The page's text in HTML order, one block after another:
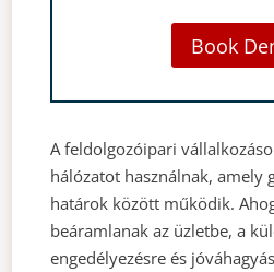
Book
A feldolgozóipari
hálózatot használnak, amely
határok között működik.
beáramlanak az üzletbe, a
engedélyezésre és